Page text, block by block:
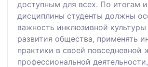
доступным для всех. По итогам
дисциплины студенты должны
важность инклюзивной культуры
развития общества, применять
практики в своей повседневной
профессиональной